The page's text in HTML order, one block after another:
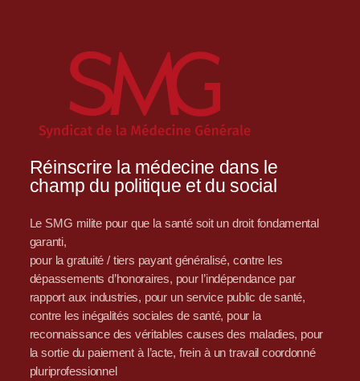
Réinscrire la médecine dans le
champ du politique et du social
Le SMG milite pour que la santé soit un droit fondamental
garanti,
pour la gratuité / tiers payant généralisé, contre les
dépassements d’honoraires, pour l’indépendance par
rapport aux industries, pour un service public de santé,
contre les inégalités sociales de santé, pour la
reconnaissance des véritables causes des maladies, pour
la sortie du paiement à l’acte, frein à un travail coordonné
pluriprofessionnel